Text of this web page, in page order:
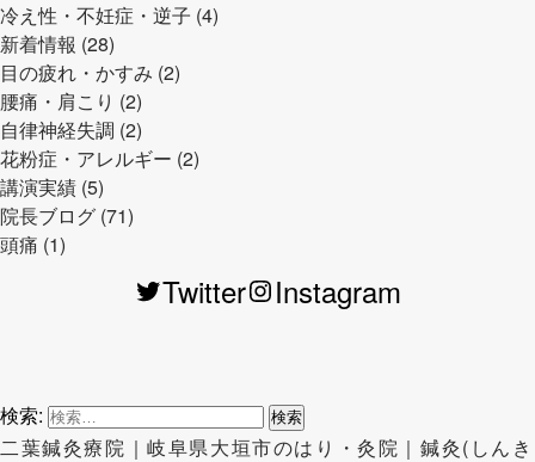
冷え性・不妊症・逆子 (4)
新着情報 (28)
目の疲れ・かすみ (2)
腰痛・肩こり (2)
自律神経失調 (2)
花粉症・アレルギー (2)
講演実績 (5)
院長ブログ (71)
頭痛 (1)
Twitter Instagram
検索:
二葉鍼灸療院｜岐阜県大垣市のはり・灸院｜鍼灸(しんき